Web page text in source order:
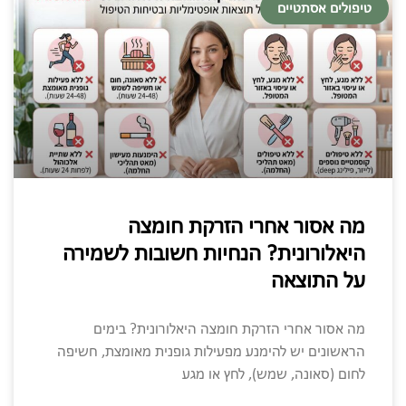
טיפולים אסתטיים
מה אסור אחרי הזרקת חומצה
היאלורונית? הנחיות חשובות לשמירה
על התוצאה
מה אסור אחרי הזרקת חומצה היאלורונית? בימים
הראשונים יש להימנע מפעילות גופנית מאומצת, חשיפה
לחום (סאונה, שמש), לחץ או מגע